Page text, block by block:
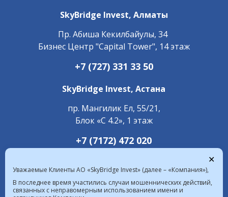
SkyBridge Invest, Алматы
Пр. ​Абиша Кекилбайулы, 34
Бизнес Центр "Capital Tower", 14 этаж
+7 (727) 331 33 50
SkyBridge Invest,Астана
пр. Мангилик Ел, 55/21,
Блок «С 4.2», 1 этаж
+7 (7172) 472 020
✕
Уважаемые Клиенты АО «SkyBridge Invest» (далее – «Компания»),
В последнее время участились случаи мошеннических действий,
связанных с неправомерным использованием имени и